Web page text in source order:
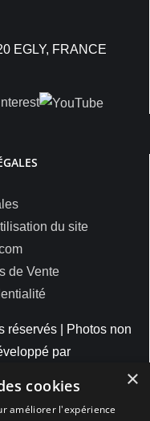
EGLY, FRANCE
du site
de Vente
réservés | Photos non
par
×
cookies
améliorer l'expérience